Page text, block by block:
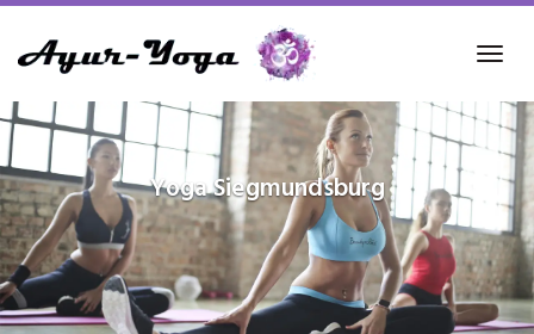
to
content
YogaSiegmundsburg